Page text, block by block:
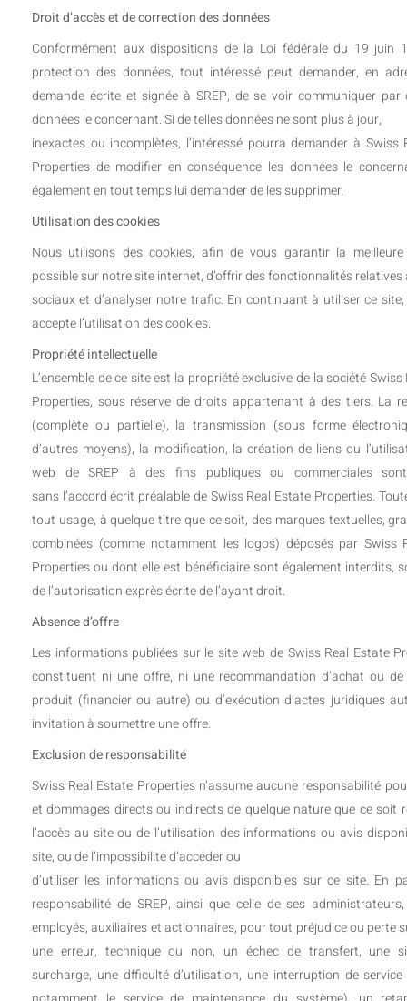
Droit d’accès et de correction des données
Conformément aux dispositions de la Loi fédérale du 19 juin
protection des données, tout intéressé peut demander, en
demande écrite et signée à SREP, de se voir communiquer par
données le concernant. Si de telles données ne sont plus à jour,
inexactes ou incomplètes, l’intéressé pourra demander à Swiss
Properties de modifier en conséquence les données le
également en tout temps lui demander de les supprimer.
Utilisation des cookies
Nous utilisons des cookies, afin de vous garantir la meilleure
possible sur notre site internet, d’offrir des fonctionnalités relatives
sociaux et d’analyser notre trafic. En continuant à utiliser ce site,
accepte l’utilisation des cookies.
Propriété intellectuelle
L’ensemble de ce site est la propriété exclusive de la société
Properties, sous réserve de droits appartenant à des tiers. La
(complète ou partielle), la transmission (sous forme
d’autres moyens), la modification, la création de liens ou
web de SREP à des fins publiques ou commerciales
sans l’accord écrit préalable de Swiss Real Estate Properties.
tout usage, à quelque titre que ce soit, des marques textuelles,
combinées (comme notamment les logos) déposés par Swiss
Properties ou dont elle est bénéficiaire sont également interdits,
de l’autorisation exprès écrite de l’ayant droit.
Absence d’offre
Les informations publiées sur le site web de Swiss Real Estate
constituent ni une offre, ni une recommandation d’achat ou de
produit (financier ou autre) ou d’exécution d’actes juridiques
invitation à soumettre une offre.
Exclusion de responsabilité
Swiss Real Estate Properties n’assume aucune responsabilité
et dommages directs ou indirects de quelque nature que ce soit
l’accès au site ou de l’utilisation des informations ou avis
site, ou de l’impossibilité d’accéder ou
d’utiliser les informations ou avis disponibles sur ce site. En
responsabilité de SREP, ainsi que celle de ses
employés, auxiliaires et actionnaires, pour tout préjudice ou perte
une erreur, technique ou non, un échec de transfert, une
surcharge, une dfficulté d’utilisation, une interruption de